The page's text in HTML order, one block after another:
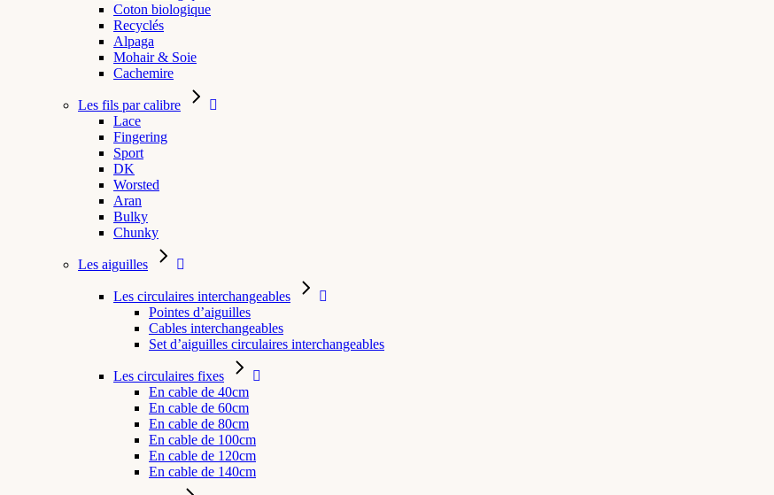
Coton biologique
Recyclés
Alpaga
Mohair & Soie
Cachemire
Les fils par calibre
Lace
Fingering
Sport
DK
Worsted
Aran
Bulky
Chunky
Les aiguilles
Les circulaires interchangeables
Pointes d’aiguilles
Cables interchangeables
Set d’aiguilles circulaires interchangeables
Les circulaires fixes
En cable de 40cm
En cable de 60cm
En cable de 80cm
En cable de 100cm
En cable de 120cm
En cable de 140cm